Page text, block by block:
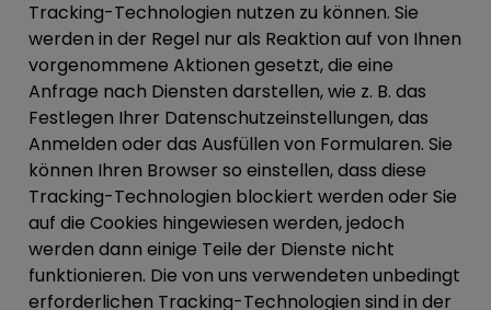
Tracking-Technologien nutzen zu können. Sie
werden in der Regel nur als Reaktion auf von Ihnen
vorgenommene Aktionen gesetzt, die eine
Anfrage nach Diensten darstellen, wie z. B. das
Festlegen Ihrer Datenschutzeinstellungen, das
Anmelden oder das Ausfüllen von Formularen. Sie
können Ihren Browser so einstellen, dass diese
Tracking-Technologien blockiert werden oder Sie
auf die Cookies hingewiesen werden, jedoch
werden dann einige Teile der Dienste nicht
funktionieren. Die von uns verwendeten unbedingt
erforderlichen Tracking-Technologien sind in der